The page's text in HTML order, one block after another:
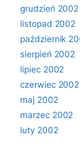
grudzień 2002
listopad 2002
październik
sierpień 2002
lipiec 2002
czerwiec 2002
maj 2002
marzec 2002
luty 2002